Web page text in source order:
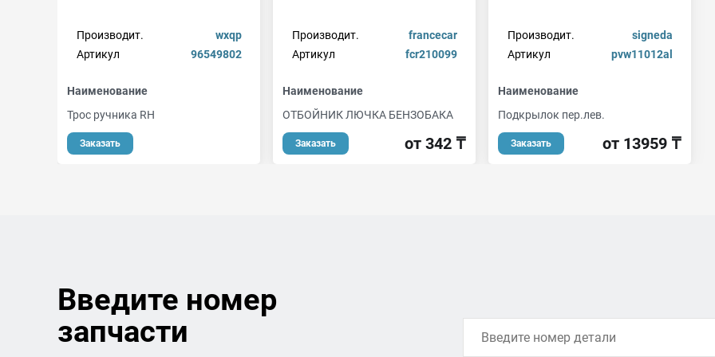
Производит.
wxqp
Артикул
96549802
Наименование
Трос ручника RH
Заказать
Производит.
francecar
Артикул
fcr210099
Наименование
ОТБОЙНИК ЛЮЧКА БЕНЗОБАКА
Заказать от 342 ₸
Производит.
signeda
Артикул
pvw11012al
Наименование
Подкрылок пер.лев.
Заказать от 13959 ₸
Введите номер
запчасти